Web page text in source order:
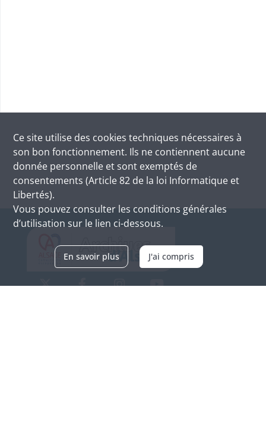
Ce site utilise des cookies techniques nécessaires à
son bon fonctionnement. Ils ne contiennent aucune
donnée personnelle et sont exemptés de
consentements (Article 82 de la loi Informatique et
Libertés).
Vous pouvez consulter les conditions générales
d’utilisation sur le lien ci-dessous.
En savoir plus J'ai compris